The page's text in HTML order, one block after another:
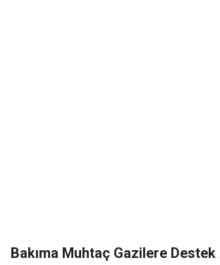
Bakıma Muhtaç Gazilere Destek